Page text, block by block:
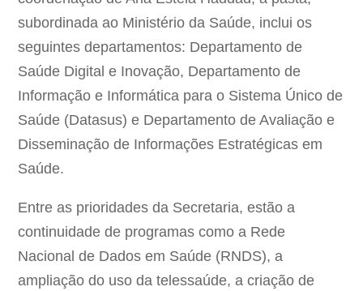
subordinada ao Ministério da Saúde, inclui os
seguintes departamentos: Departamento de
Saúde Digital e Inovação, Departamento de
Informação e Informática para o Sistema Único de
Saúde (Datasus) e Departamento de Avaliação e
Disseminação de Informações Estratégicas em
Saúde.
Entre as prioridades da Secretaria, estão a
continuidade de programas como a Rede
Nacional de Dados em Saúde (RNDS), a
ampliação do uso da telessaúde, a criação de